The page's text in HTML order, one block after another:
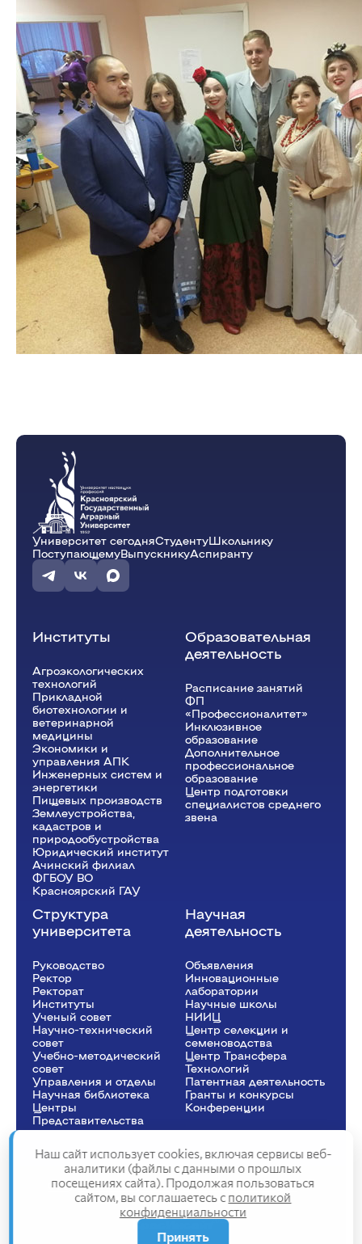
Университет сегодняСтудентуШкольнику
ПоступающемуВыпускникуАспиранту
Институты
Агроэкологических
технологий
Прикладной
биотехнологии и
ветеринарной
медицины
Экономики и
управления АПК
Инженерных систем и
энергетики
Пищевых производств
Землеустройства,
кадастров и
природообустройства
Юридический институт
Ачинский филиал
ФГБОУ ВО
Красноярский ГАУ
Образовательная
деятельность
Расписание занятий
ФП
«Профессионалитет»
Инклюзивное
образование
Дополнительное
профессиональное
образование
Центр подготовки
специалистов среднего
звена
Структура
университета
Руководство
Ректор
Рeкторат
Институты
Ученый совет
Научно-технический
совет
Учебно-методический
совет
Управления и отделы
Научная библиотека
Центры
Представительства
Научная
деятельность
Объявления
Инновационные
лаборатории
Научные школы
НИИЦ
Центр селекции и
семеноводства
Центр Трансфера
Технологий
Патентная деятельность
Гранты и конкурсы
Конференции
Сведения об образовательной организации
Политика конфиденциальности
Структура сайта
2025
Наш сайт использует cookies, включая сервисы веб-
аналитики (файлы с данными о прошлых
посещениях сайта). Продолжая пользоваться
сайтом, вы соглашаетесь с политикой
конфиденциальности
Принять